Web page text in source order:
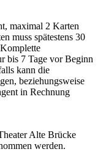
maximal 2 Karten
muss spätestens 30
bis 7 Tage vor Beginn
kann die
beziehungsweise
in Rechnung
Alte Brücke
werden.